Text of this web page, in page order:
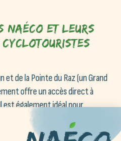
Naéco et leurs
et de la Pointe du Raz (un Grand
offre un accès direct à
Il est également idéal pour
ce soit sur la côte ou dans